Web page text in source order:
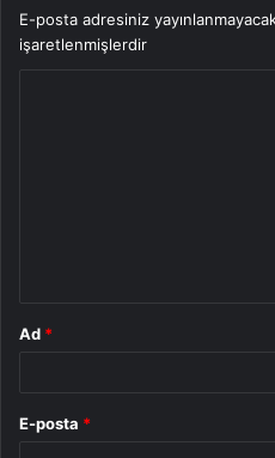
E-posta adresiniz
işaretlenmişlerdir
Ad *
E-posta *